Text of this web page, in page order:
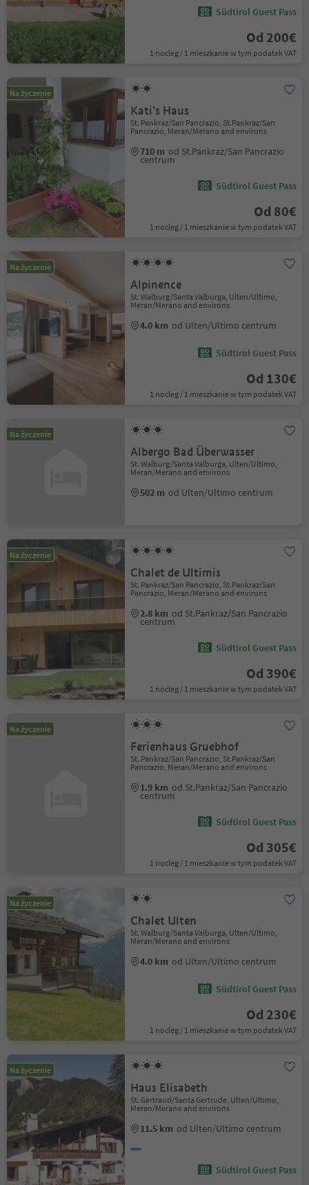
Südtirol Guest Pass
Od 200€
1 nocleg / 1 mieszkanie w tym podatek VAT
Na życzenie
Kati's Haus
St. Pankraz/San Pancrazio, St.Pankraz/San
Pancrazio, Meran/Merano and environs
710 m od St.Pankraz/San Pancrazio
centrum
Südtirol Guest Pass
Od 80€
1 nocleg / 1 mieszkanie w tym podatek VAT
Na życzenie
Alpinence
St. Walburg/Santa Valburga, Ulten/Ultimo,
Meran/Merano and environs
4.0 km od Ulten/Ultimo centrum
Südtirol Guest Pass
Od 130€
1 nocleg / 1 mieszkanie w tym podatek VAT
Na życzenie
Albergo Bad Überwasser
St. Walburg/Santa Valburga, Ulten/Ultimo,
Meran/Merano and environs
502 m od Ulten/Ultimo centrum
Na życzenie
Chalet de Ultimis
St. Pankraz/San Pancrazio, St.Pankraz/San
Pancrazio, Meran/Merano and environs
2.8 km od St.Pankraz/San Pancrazio
centrum
Südtirol Guest Pass
Od 390€
1 nocleg / 1 mieszkanie w tym podatek VAT
Na życzenie
Ferienhaus Gruebhof
St. Pankraz/San Pancrazio, St.Pankraz/San
Pancrazio, Meran/Merano and environs
1.9 km od St.Pankraz/San Pancrazio
centrum
Südtirol Guest Pass
Od 305€
1 nocleg / 1 mieszkanie w tym podatek VAT
Na życzenie
Chalet Ulten
St. Walburg/Santa Valburga, Ulten/Ultimo,
Meran/Merano and environs
4.0 km od Ulten/Ultimo centrum
Südtirol Guest Pass
Od 230€
1 nocleg / 1 mieszkanie w tym podatek VAT
Na życzenie
Haus Elisabeth
St. Gertraud/Santa Gertrude, Ulten/Ultimo,
Meran/Merano and environs
11.5 km od Ulten/Ultimo centrum
Südtirol Guest Pass